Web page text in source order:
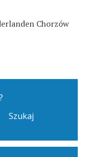
Chorzów
Szukaj